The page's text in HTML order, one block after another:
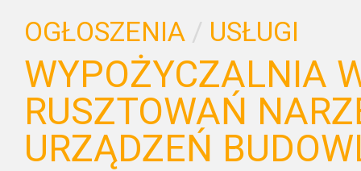
OGŁOSZENIA / USŁUGI
WYPOŻYCZALNIA
RUSZTOWAŃ
URZĄDZEŃ